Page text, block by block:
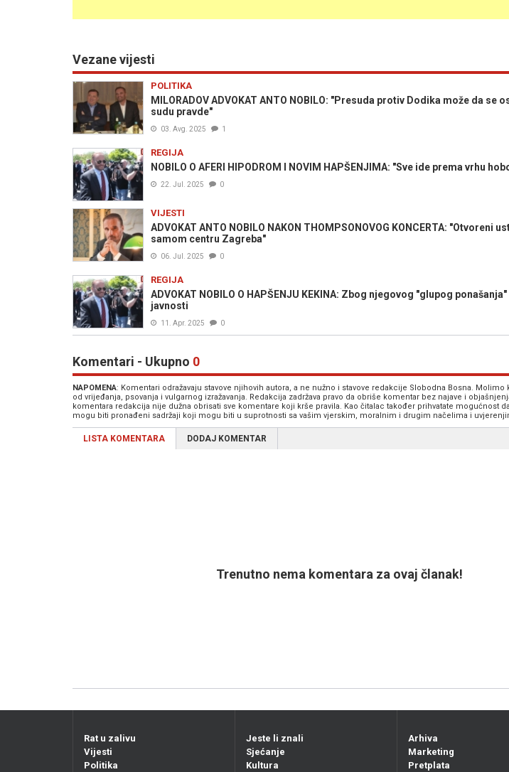
Vezane vijesti
POLITIKA
MILORADOV ADVOKAT ANTO NOBILO: "Presuda protiv Dodika može da se
sudu pravde"
03. Avg. 2025 1
REGIJA
NOBILO O AFERI HIPODROM I NOVIM HAPŠENJIMA: "Sve ide prema vrhu
22. Jul. 2025 0
VIJESTI
ADVOKAT ANTO NOBILO NAKON THOMPSONOVOG KONCERTA: "Otvoreni
samom centru Zagreba"
06. Jul. 2025 0
REGIJA
ADVOKAT NOBILO O HAPŠENJU KEKINA: Zbog njegovog "glupog
javnosti
11. Apr. 2025 0
Komentari - Ukupno 0
NAPOMENA: Komentari odražavaju stavove njihovih autora, a ne nužno i stavove redakcije Slobodna Bosna. Molimo
od vrijeđanja, psovanja i vulgarnog izražavanja. Redakcija zadržava pravo da obriše komentar bez najave i
komentara redakcija nije dužna obrisati sve komentare koji krše pravila. Kao čitalac također prihvatate mogućnost
mogu biti pronađeni sadržaji koji mogu biti u suprotnosti sa vašim vjerskim, moralnim i drugim načelima i
LISTA KOMENTARA DODAJ KOMENTAR
Trenutno nema komentara za ovaj članak!
Rat u zalivu
Vijesti
Politika
Jeste li znali
Sjećanje
Kultura
Arhiva
Marketing
Pretplata